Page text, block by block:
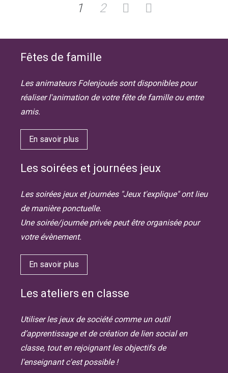
1 2
Fêtes de famille
Les animateurs Folenjoués sont disponibles pour
réaliser l'animation de votre fête de famille ou entre
amis.
En savoir plus
Les soirées et journées jeux
Les soirées jeux et journées "Jeux t'explique" ont lieu
de manière ponctuelle.
Une soirée/journée privée peut être organisée pour
votre évènement.
En savoir plus
Les ateliers en classe
Utiliser les jeux de société comme un outil
d’apprentissage et de création de lien social en
classe, tout en rejoignant les objectifs de
l'enseignant c'est possible !